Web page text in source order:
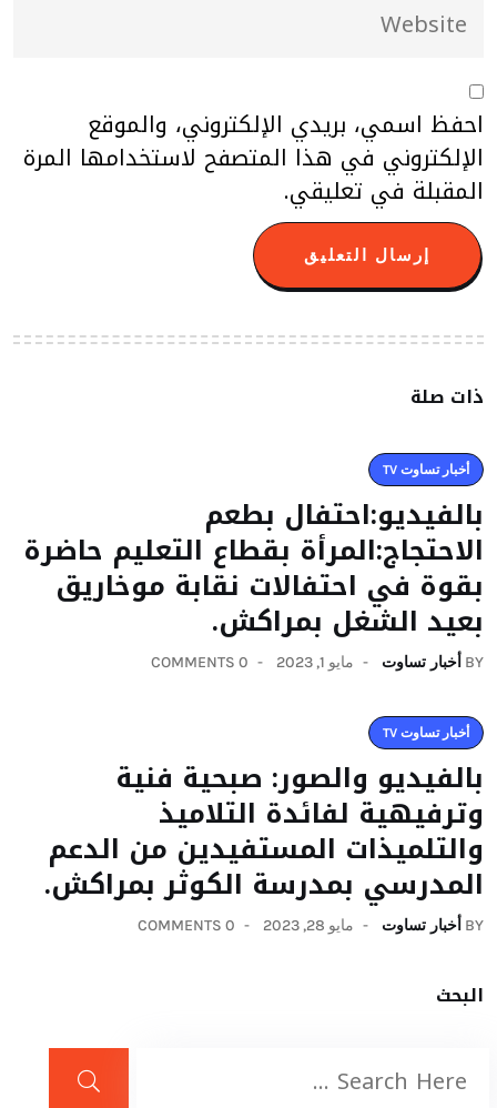
احفظ اسمي، بريدي الإلكتروني، والموقع
الإلكتروني في هذا المتصفح لاستخدامها المرة
المقبلة في تعليقي.
ذات صلة
أخبار تساوت TV
بالفيديو:احتفال بطعم
الاحتجاج:المرأة بقطاع التعليم حاضرة
بقوة في احتفالات نقابة موخاريق
بعيد الشغل بمراكش.
BY أخبار تساوت مايو 1, 2023 0 COMMENTS
أخبار تساوت TV
بالفيديو والصور: صبحية فنية
وترفيهية لفائدة التلاميذ
والتلميذات المستفيدين من الدعم
المدرسي بمدرسة الكوثر بمراكش.
BY أخبار تساوت مايو 28, 2023 0 COMMENTS
البحث